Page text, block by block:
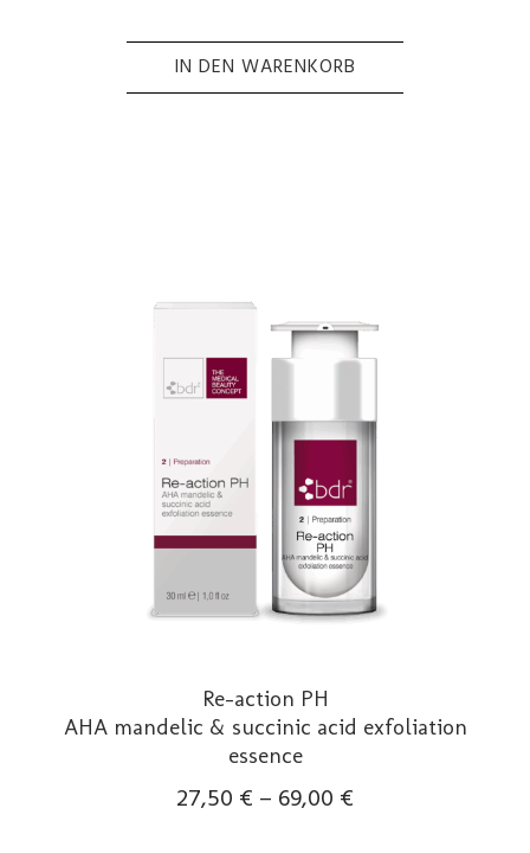
IN DEN WARENKORB
Re-action PH
AHA mandelic & succinic acid exfoliation
essence
27,50 € – 69,00 €